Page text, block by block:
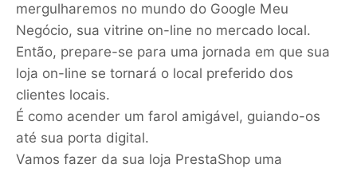
mergulharemos no mundo do Google Meu
Negócio, sua vitrine on-line no mercado local.
Então, prepare-se para uma jornada em que sua
loja on-line se tornará o local preferido dos
clientes locais.
É como acender um farol amigável, guiando-os
até sua porta digital.
Vamos fazer da sua loja PrestaShop uma